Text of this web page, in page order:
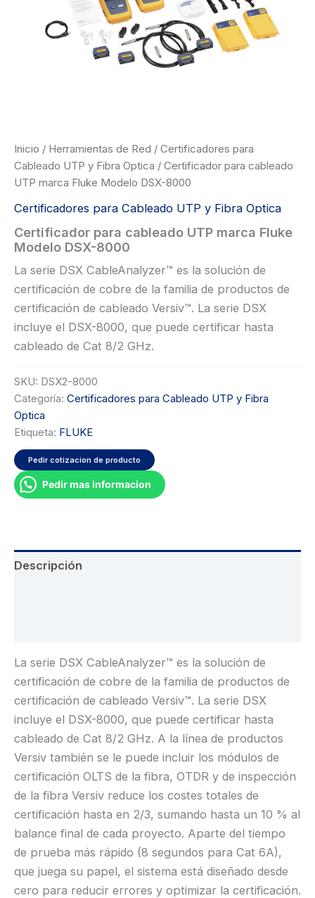
Inicio / Herramientas de Red / Certificadores para
Cableado UTP y Fibra Optica / Certificador para cableado
UTP marca Fluke Modelo DSX-8000
Certificadores para Cableado UTP y Fibra Optica
Certificador para cableado UTP marca Fluke
Modelo DSX-8000
La serie DSX CableAnalyzer™ es la solución de
certificación de cobre de la familia de productos de
certificación de cableado Versiv™. La serie DSX
incluye el DSX-8000, que puede certificar hasta
cableado de Cat 8/2 GHz.
SKU: DSX2-8000
Categoría: Certificadores para Cableado UTP y Fibra
Optica
Etiqueta: FLUKE
Pedir cotizacion de producto
Pedir mas informacion
Descripción
La serie DSX CableAnalyzer™ es la solución de
certificación de cobre de la familia de productos de
certificación de cableado Versiv™. La serie DSX
incluye el DSX-8000, que puede certificar hasta
cableado de Cat 8/2 GHz. A la línea de productos
Versiv también se le puede incluir los módulos de
certificación OLTS de la fibra, OTDR y de inspección
de la fibra Versiv reduce los costes totales de
certificación hasta en 2/3, sumando hasta un 10 % al
balance final de cada proyecto. Aparte del tiempo
de prueba más rápido (8 segundos para Cat 6A),
que juega su papel, el sistema está diseñado desde
cero para reducir errores y optimizar la certificación.